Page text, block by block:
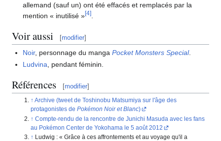
allemand (sauf un) ont été effacés et remplacés par la
mention « inutilisé »[4]
Voir aussi [modifier]
Noir, personnage du mangaPocket Monsters Special.
Ludvina , pendant féminin.
Références [modifier]
Archive (tweet de Toshinobu Matsumiya sur l'âge des
protagonistes dePokémon Noir et Blanc)
Compte-rendu de la rencontre de Junichi Masuda avec les fans
au Pokémon Center de Yokohama le 5 août 2012
Ludwig : « Grâce à ces affrontements et au voyage qu'il a